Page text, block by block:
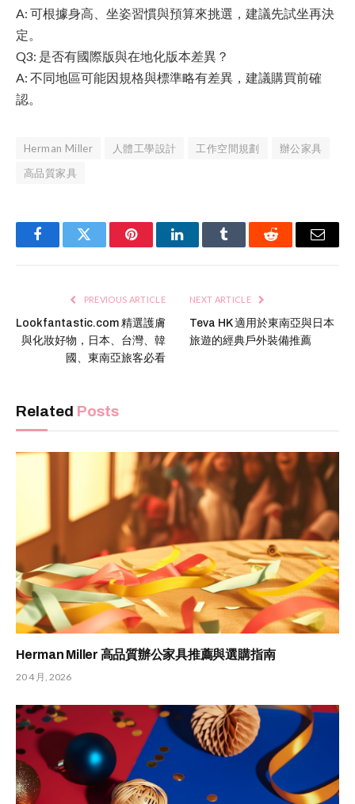
A: 可根據身高、坐姿習慣與預算來挑選，建議先試坐再決
定。
Q3: 是否有國際版與在地化版本差異？
A: 不同地區可能因規格與標準略有差異，建議購買前確
認。
Herman Miller 人體工學設計 工作空間規劃
辦公家具
高品質家具
FacebookTwitter PinterestLinkedInTumblr Reddit Email
PREVIOUS ARTICLE
Lookfantastic.com 精選護膚
與化妝好物，日本、台灣、韓
國、東南亞旅客必看
NEXT ARTICLE
Teva HK 適用於東南亞與日本
旅遊的經典戶外裝備推薦
Related Posts
Herman Miller 高品質辦公家具推薦與選購指南
20 4 月, 2026